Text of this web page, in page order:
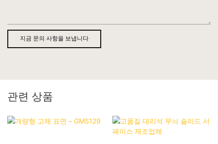
지금 문의 사항을 보냅니다
관련 상품